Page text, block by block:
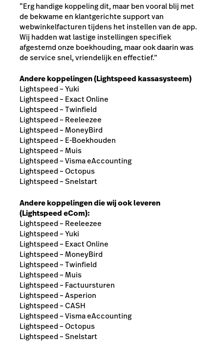
“Erg handige koppeling dit, maar ben vooral blij met
de bekwame en klantgerichte support van
webwinkelfacturen tijdens het instellen van de app.
Wij hadden wat lastige instellingen specifiek
afgestemd onze boekhouding, maar ook daarin was
de service snel, vriendelijk en effectief.”
Andere koppelingen (Lightspeed kassasysteem)
Lightspeed – Yuki
Lightspeed – Exact Online
Lightspeed – Twinfield
Lightspeed – Reeleezee
Lightspeed – MoneyBird
Lightspeed – E-Boekhouden
Lightspeed – Muis
Lightspeed – Visma eAccounting
Lightspeed – Octopus
Lightspeed – Snelstart
Andere koppelingen die wij ook leveren
(Lightspeed eCom):
Lightspeed – Reeleezee
Lightspeed – Yuki
Lightspeed – Exact Online
Lightspeed – MoneyBird
Lightspeed – Twinfield
Lightspeed – Muis
Lightspeed – Factuursturen
Lightspeed – Asperion
Lightspeed – CASH
Lightspeed – Visma eAccounting
Lightspeed – Octopus
Lightspeed – Snelstart